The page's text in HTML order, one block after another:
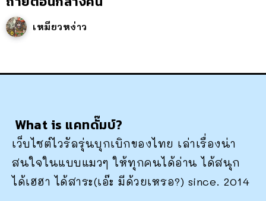
เหมียวหง่าว
What is แคทดั๊มบ์?
เว็บไซต์ไวรัลรุ่นบุกเบิกของไทย เล่าเรื่องน่า
สนใจในแบบแมวๆ ให้ทุกคนได้อ่าน ได้สนุก
ได้เฮฮา ได้สาระ(เอ๊ะ มีด้วยเหรอ?) since. 2014